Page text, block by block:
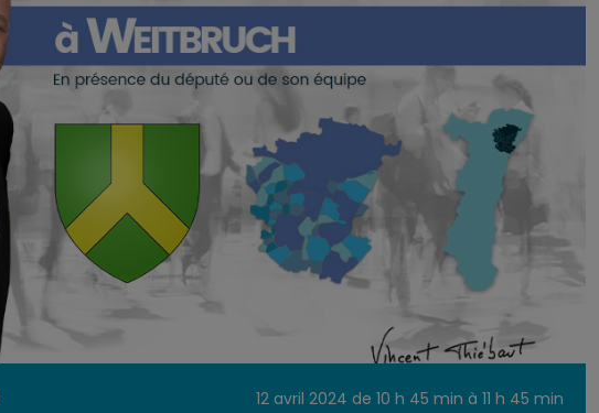
12 avril 2024 de 10 h 45 min à11 h 45 min